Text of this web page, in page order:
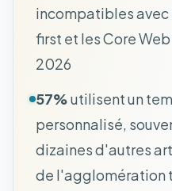
incompatibles
first et les Core
2026
57%utilisent un
personnalisé,
dizaines d'autres
de l'agglomération